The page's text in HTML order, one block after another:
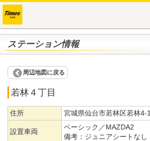
ステーション情報
周辺地図に戻る
若林４丁目
住所 宮城県仙台市若林区若林4-1
設置車両
ベーシック／MAZDA2
備考： ジュニアシートなし